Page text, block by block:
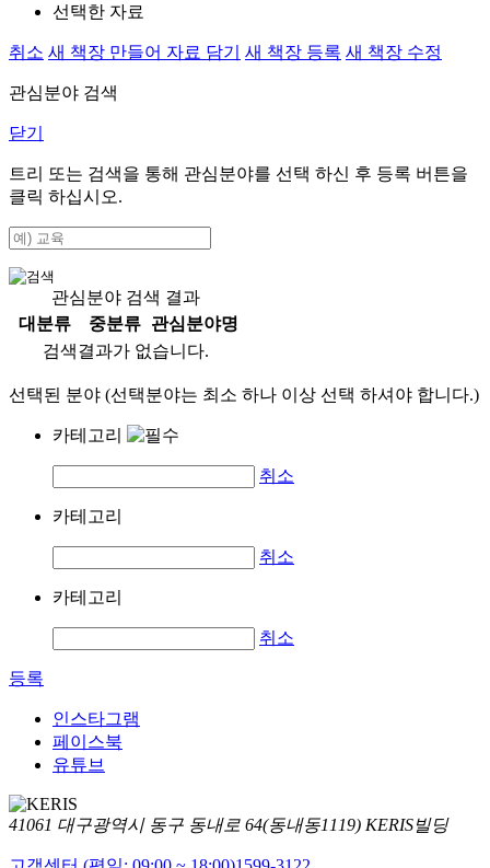
선택한 자료
취소 새 책장 만들어 자료 담기 새 책장 등록 새 책장 수정
관심분야 검색
닫기
트리 또는 검색을 통해 관심분야를 선택 하신 후 등록 버튼을
클릭 하십시오.
관심분야 검색 결과
대분류
중분류
관심분야명
검색결과가 없습니다.
선택된 분야 (선택분야는 최소 하나 이상 선택 하셔야 합니다.)
카테고리
취소
카테고리
취소
카테고리
취소
등록
인스타그램
페이스북
유튜브
41061 대구광역시 동구 동내로 64(동내동1119) KERIS빌딩